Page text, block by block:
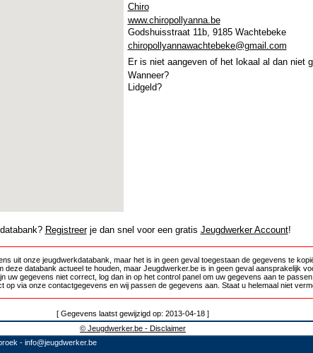
Chiro
www.chiropollyanna.be
Godshuisstraat 11b, 9185 Wachtebeke
chiropollyannawachtebeke@gmail.com
Er is niet aangeven of het lokaal al dan niet
Wanneer?
Lidgeld?
Registreerje dan snel voor een gratis Jeugdwerker Account!
uit onze jeugdwerkdatabank, maar het is in geen geval toegestaan de gegevens te
deze databank actueel te houden, maar Jeugdwerker.be is in geen geval aansprakelijk
uw gegevens niet correct, log dan in op het control panel om uw gegevens aan te
op via onze contactgegevens en wij passen de gegevens aan. Staat u helemaal niet
[ Gegevens laatst gewijzigd op: 2013-04-18 ]
© Jeugdwerker.be - Disclaimer
- info@jeugdwerker.be